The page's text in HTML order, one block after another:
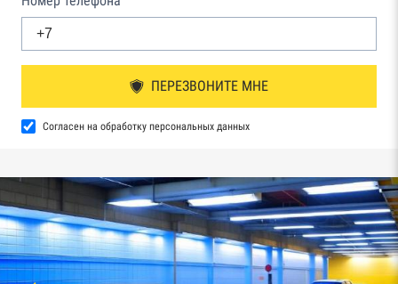
ПЕРЕЗВОНИТЕ МНЕ
Согласен на обработку персональных данных